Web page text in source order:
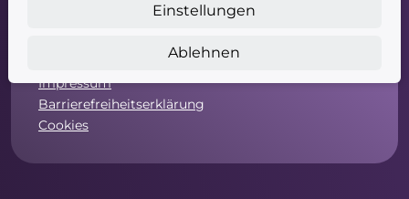
Impressum
Barrierefreiheitserklärung
Cookies
Einstellungen
Ablehnen